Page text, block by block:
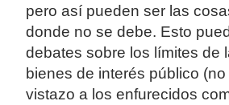
pero así pueden ser las
donde no se debe. Esto
debates sobre los límites de
bienes de interés público
vistazo a los enfurecidos